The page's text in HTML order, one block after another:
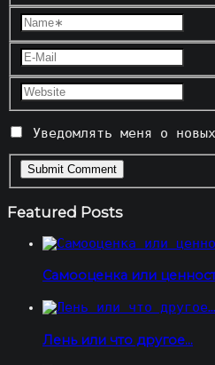
Уведомлять меня о
Featured Posts
Самооценка или
Лень или что другое…